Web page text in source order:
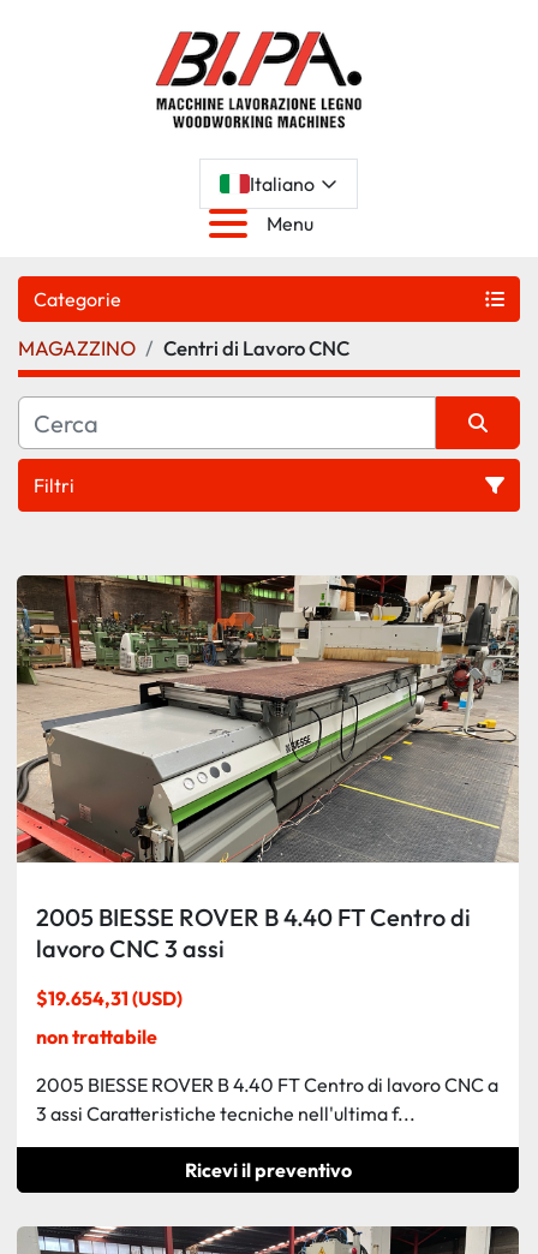
Italiano
Menu
Categorie
MAGAZZINO Centri di Lavoro CNC
Filtri
2005 BIESSE ROVER B 4.40 FT Centro di
lavoro CNC 3 assi
$19.654,31 (USD)
non trattabile
2005 BIESSE ROVER B 4.40 FT Centro di lavoro CNC a
3 assi Caratteristiche tecniche nell'ultima f...
Ricevi il preventivo